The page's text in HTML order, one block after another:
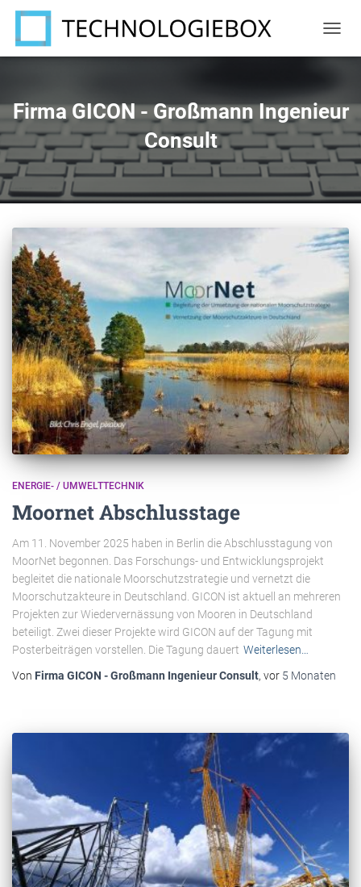
Firma GICON - Großmann Ingenieur
Consult
ENERGIE- / UMWELTTECHNIK
Moornet Abschlusstage
Am 11. November 2025 haben in Berlin die Abschlusstagung von
MoorNet begonnen. Das Forschungs- und Entwicklungsprojekt
begleitet die nationale Moorschutzstrategie und vernetzt die
Moorschutzakteure in Deutschland. GICON ist aktuell an mehreren
Projekten zur Wiedervernässung von Mooren in Deutschland
beteiligt. Zwei dieser Projekte wird GICON auf der Tagung mit
Posterbeiträgen vorstellen. Die Tagung dauert Weiterlesen…
Von Firma GICON - Großmann Ingenieur Consult, vor 5 Monaten